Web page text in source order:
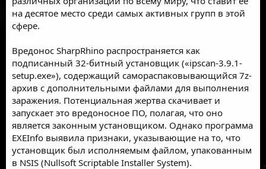
на десятое место среди самых активных групп в этой
сфере.
Вредонос SharpRhino распространяется как
подписанный 32-битный установщик («ipscan-3.9.1-
setup.exe»), содержащий самораспаковывающийся 7z-
архив с дополнительными файлами для выполнения
заражения. Потенциальная жертва скачивает и
запускает это вредоносное ПО, полагая, что оно
является законным установщиком. Однако программа
EXEInfo выявила признаки, указывающие на то, что
установщик был исполняемым файлом, упакованным
в NSIS (Nullsoft Scriptable Installer System).